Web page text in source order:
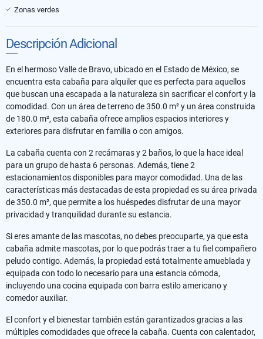
Zonas verdes
Descripción Adicional
En el hermoso Valle de Bravo, ubicado en el Estado de México, se
encuentra esta cabaña para alquiler que es perfecta para aquellos
que buscan una escapada a la naturaleza sin sacrificar el confort y la
comodidad. Con un área de terreno de 350.0 m² y un área construida
de 180.0 m², esta cabaña ofrece amplios espacios interiores y
exteriores para disfrutar en familia o con amigos.
La cabaña cuenta con 2 recámaras y 2 baños, lo que la hace ideal
para un grupo de hasta 6 personas. Además, tiene 2
estacionamientos disponibles para mayor comodidad. Una de las
características más destacadas de esta propiedad es su área privada
de 350.0 m², que permite a los huéspedes disfrutar de una mayor
privacidad y tranquilidad durante su estancia.
Si eres amante de las mascotas, no debes preocuparte, ya que esta
cabaña admite mascotas, por lo que podrás traer a tu fiel compañero
peludo contigo. Además, la propiedad está totalmente amueblada y
equipada con todo lo necesario para una estancia cómoda,
incluyendo una cocina equipada con barra estilo americano y
comedor auxiliar.
El confort y el bienestar también están garantizados gracias a las
múltiples comodidades que ofrece la cabaña. Cuenta con calentador,